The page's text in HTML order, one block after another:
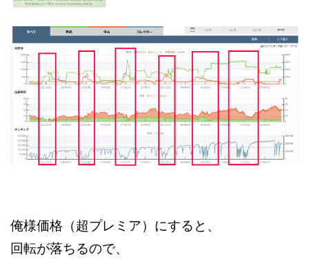
俺様価格（超プレミア）にすると、
回転が落ちるので、